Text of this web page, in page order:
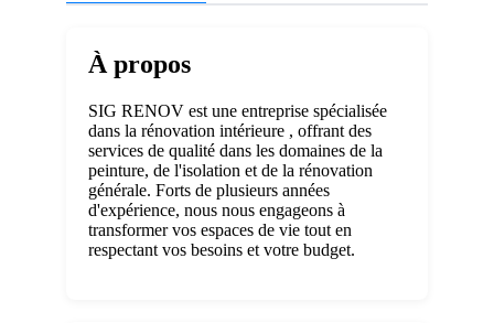
À propos
SIG RENOV est une entreprise spécialisée
dans la rénovation intérieure , offrant des
services de qualité dans les domaines de la
peinture, de l'isolation et de la rénovation
générale. Forts de plusieurs années
d'expérience, nous nous engageons à
transformer vos espaces de vie tout en
respectant vos besoins et votre budget.